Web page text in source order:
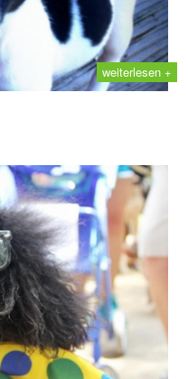
weiterlesen +